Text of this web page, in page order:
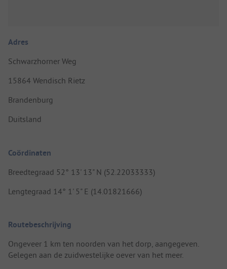
Adres
Schwarzhorner Weg
15864 Wendisch Rietz
Brandenburg
Duitsland
Coördinaten
Breedtegraad 52° 13' 13" N (52.22033333)
Lengtegraad 14° 1' 5" E (14.01821666)
Routebeschrijving
Ongeveer 1 km ten noorden van het dorp, aangegeven.
Gelegen aan de zuidwestelijke oever van het meer.